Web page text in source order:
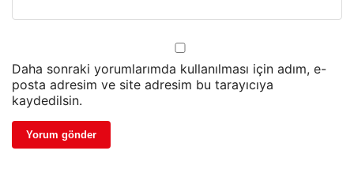
Daha sonraki yorumlarımda kullanılması için adım, e-
posta adresim ve site adresim bu tarayıcıya
kaydedilsin.